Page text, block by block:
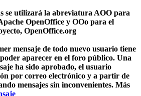
se utilizará la abreviatura AOO para
OpenOffice y OOo para el
OpenOffice.org
mensaje de todo nuevo usuario tiene
aparecer en el foro público. Una
ha sido aprobado, el usuario
por correo electrónico y a partir de
mensajes sin inconvenientes. Más